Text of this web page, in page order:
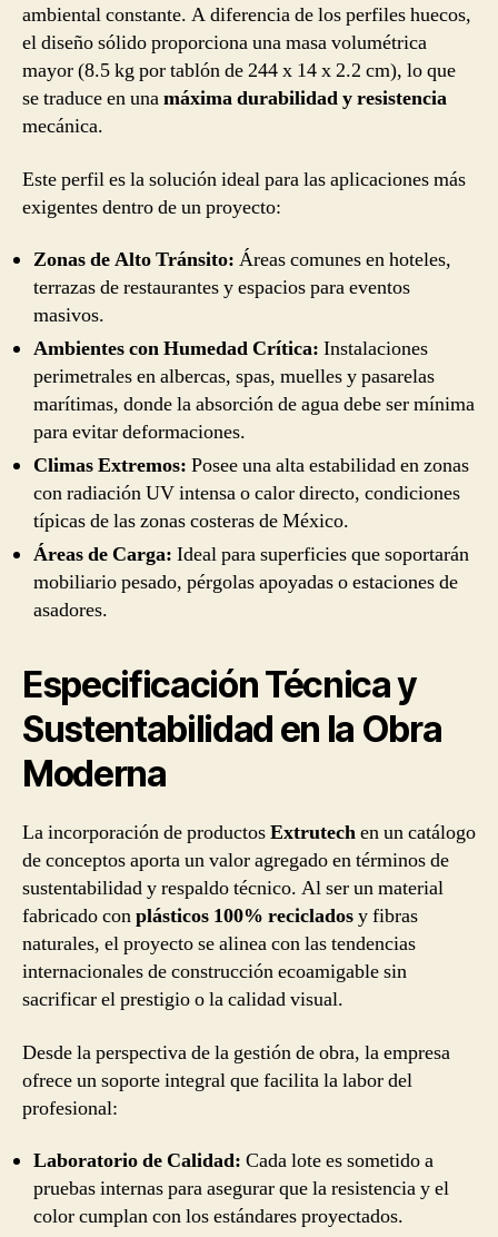
ambiental constante. A diferencia de los perfiles huecos,
el diseño sólido proporciona una masa volumétrica
mayor (8.5 kg por tablón de 244 x 14 x 2.2 cm), lo que
se traduce en unamáxima durabilidad y resistencia
mecánica.
Este perfil es la solución ideal para las aplicaciones más
exigentes dentro de un proyecto:
Zonas de Alto Tránsito: Áreas comunes en hoteles,
terrazas de restaurantes y espacios para eventos
masivos.
Ambientes con Humedad Crítica: Instalaciones
perimetrales en albercas, spas, muelles y pasarelas
marítimas, donde la absorción de agua debe ser mínima
para evitar deformaciones.
Climas Extremos: Posee una alta estabilidad en zonas
con radiación UV intensa o calor directo, condiciones
típicas de las zonas costeras de México.
Áreas de Carga: Ideal para superficies que soportarán
mobiliario pesado, pérgolas apoyadas o estaciones de
asadores.
Especificación Técnica y
Sustentabilidad en la Obra
Moderna
La incorporación de productosExtrutechen un catálogo
de conceptos aporta un valor agregado en términos de
sustentabilidad y respaldo técnico. Al ser un material
fabricado conplásticos 100% recicladosy fibras
naturales, el proyecto se alinea con las tendencias
internacionales de construcción ecoamigable sin
sacrificar el prestigio o la calidad visual.
Desde la perspectiva de la gestión de obra, la empresa
ofrece un soporte integral que facilita la labor del
profesional:
Laboratorio de Calidad: Cada lote es sometido a
pruebas internas para asegurar que la resistencia y el
color cumplan con los estándares proyectados.